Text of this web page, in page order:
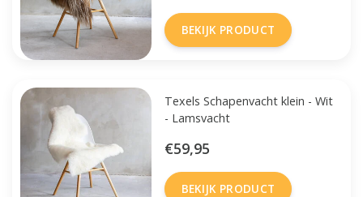
BEKIJK PRODUCT
Texels Schapenvacht klein - Wit
- Lamsvacht
€59,95
BEKIJK PRODUCT